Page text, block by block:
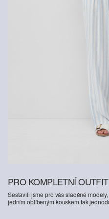
PRO KOMPLETNÍ OUTFIT
Sestavili jsme pro vás sladěné
jedním oblíbeným kouskem tak